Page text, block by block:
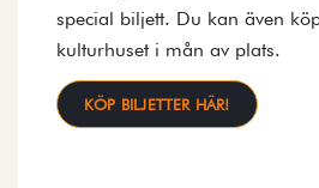
special biljett. Du kan även
kulturhuset i mån av plats.
KÖP BILJETTER HÄR!